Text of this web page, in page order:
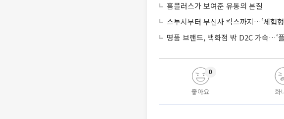
홈플러스가 보여준 유통의 본질
스투시부터 무신사 킥스까지…‘체험
명품 브랜드, 백화점 밖 D2C 가속…‘
좋아요
0
화